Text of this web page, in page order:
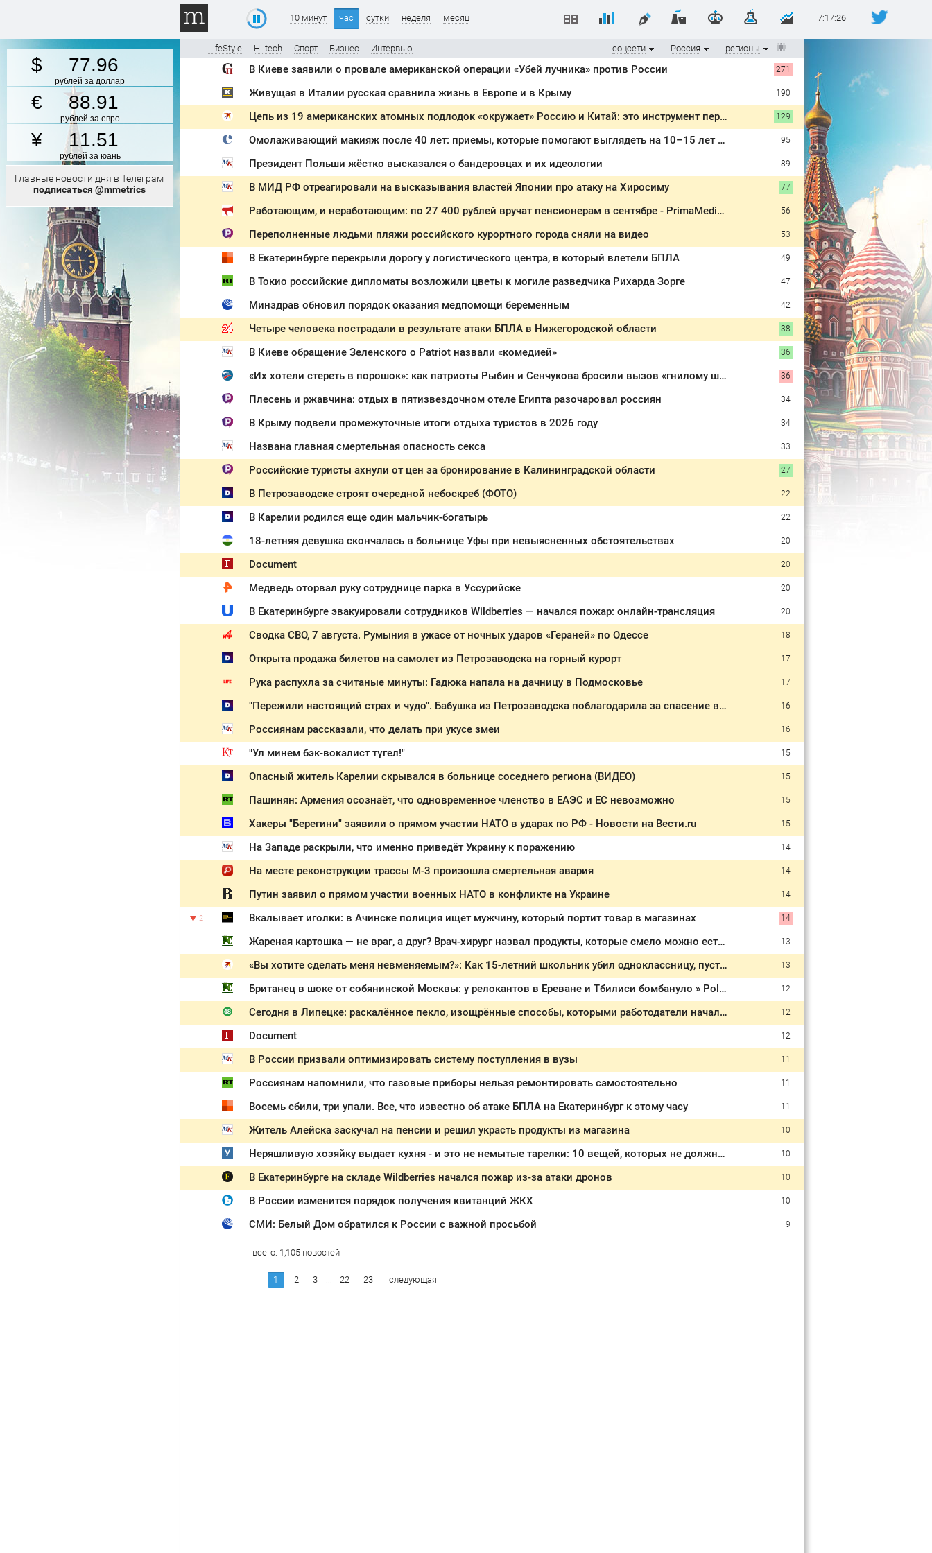
77.96
рублей за доллар
88.91
рублей за евро
11.51
рублей за юань
Главные новости дня в Телеграм
подписаться @mmetrics
7:17:27
10 минут час сутки неделя месяц
LifeStyle Hi-tech Спорт Бизнес Интервью регионы
Россия
соцсети
271
В Киеве заявили о провале американской операции «Убей лучника» против России
190
Живущая в Италии русская сравнила жизнь в Европе и в Крыму
129
Цепь из 19 американских атомных подлодок «окружает» Россию и Китай: это инструмент первого массированного удара
95
Омолаживающий макияж после 40 лет: приемы, которые помогают выглядеть на 10–15 лет моложе без уколов красоты
89
Президент Польши жёстко высказался о бандеровцах и их идеологии
77
В МИД РФ отреагировали на высказывания властей Японии про атаку на Хиросиму
56
Работающим, и неработающим: по 27 400 рублей вручат пенсионерам в сентябре - PrimaMedia.ru
53
Переполненные людьми пляжи российского курортного города сняли на видео
49
В Екатеринбурге перекрыли дорогу у логистического центра, в который влетели БПЛА
47
В Токио российские дипломаты возложили цветы к могиле разведчика Рихарда Зорге
42
Минздрав обновил порядок оказания медпомощи беременным
38
Четыре человека пострадали в результате атаки БПЛА в Нижегородской области
36
В Киеве обращение Зеленского о Patriot назвали «комедией»
36
«Их хотели стереть в порошок»: как патриоты Рыбин и Сенчукова бросили вызов «гнилому шоу-бизу»
34
Плесень и ржавчина: отдых в пятизвездочном отеле Египта разочаровал россиян
34
В Крыму подвели промежуточные итоги отдыха туристов в 2026 году
33
Названа главная смертельная опасность секса
27
Российские туристы ахнули от цен за бронирование в Калининградской области
22
В Петрозаводске строят очередной небоскреб (ФОТО)
22
В Карелии родился еще один мальчик-богатырь
20
18-летняя девушка скончалась в больнице Уфы при невыясненных обстоятельствах
20
Document
20
Медведь оторвал руку сотруднице парка в Уссурийске
20
В Екатеринбурге эвакуировали сотрудников Wildberries — начался пожар: онлайн-трансляция
18
Сводка СВО, 7 августа. Румыния в ужасе от ночных ударов «Гераней» по Одессе
17
Открыта продажа билетов на самолет из Петрозаводска на горный курорт
17
Рука распухла за считаные минуты: Гадюка напала на дачницу в Подмосковье
16
"Пережили настоящий страх и чудо". Бабушка из Петрозаводска поблагодарила за спасение внучки
16
Россиянам рассказали, что делать при укусе змеи
15
"Ул минем бэк-вокалист түгел!"
15
Опасный житель Карелии скрывался в больнице соседнего региона (ВИДЕО)
15
Пашинян: Армения осознаёт, что одновременное членство в ЕАЭС и ЕС невозможно
15
Хакеры "Берегини" заявили о прямом участии НАТО в ударах по РФ - Новости на Вести.ru
14
На Западе раскрыли, что именно приведёт Украину к поражению
14
На месте реконструкции трассы М-3 произошла смертельная авария
14
Путин заявил о прямом участии военных НАТО в конфликте на Украине
2 14
Вкалывает иголки: в Ачинске полиция ищет мужчину, который портит товар в магазинах
13
Жареная картошка — не враг, а друг? Врач-хирург назвал продукты, которые смело можно есть, и те, что лучше забыть » PolitCentr-NEWS
13
«Вы хотите сделать меня невменяемым?»: Как 15-летний школьник убил одноклассницу, пустил следствие по ложному следу и избежал наказания
12
Британец в шоке от собянинской Москвы: у релокантов в Ереване и Тбилиси бомбануло » PolitCentr-NEWS
12
Сегодня в Липецке: раскалённое пекло, изощрённые способы, которыми работодатели начали удерживать сотрудников
12
Document
11
В России призвали оптимизировать систему поступления в вузы
11
Россиянам напомнили, что газовые приборы нельзя ремонтировать самостоятельно
11
Восемь сбили, три упали. Все, что известно об атаке БПЛА на Екатеринбург к этому часу
10
Житель Алейска заскучал на пенсии и решил украсть продукты из магазина
10
Неряшливую хозяйку выдает кухня - и это не немытые тарелки: 10 вещей, которых не должно быть на кухне
10
В Екатеринбурге на складе Wildberries начался пожар из-за атаки дронов
10
В России изменится порядок получения квитанций ЖКХ
9
СМИ: Белый Дом обратился к России с важной просьбой
всего: 1,105 новостей
1 2 3 ... 22 23 следующая